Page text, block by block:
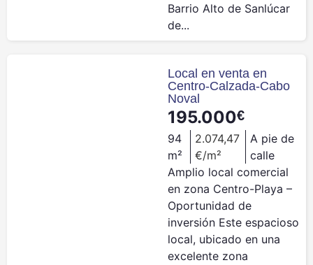
Barrio Alto de Sanlúcar
de...
Local en venta en
Centro-Calzada-Cabo
Noval
195.000€
94
m²
2.074,47
€/m²
A pie de
calle
Amplio local comercial
en zona Centro-Playa –
Oportunidad de
inversión Este espacioso
local, ubicado en una
excelente zona